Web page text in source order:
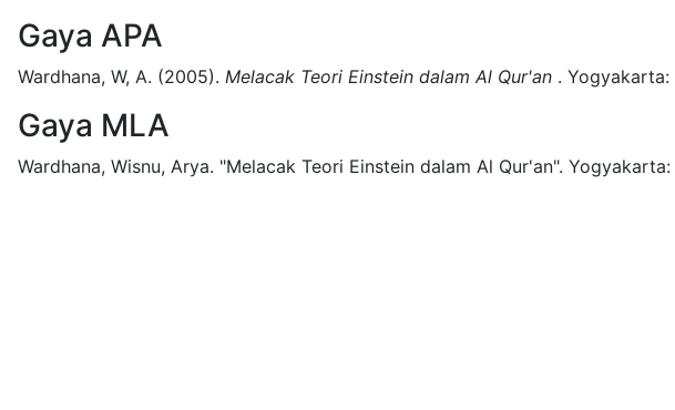
Gaya APA
Wardhana, W, A. (2005). Melacak Teori Einstein dalam Al Qur'an . Yogyakarta:
Gaya MLA
Wardhana, Wisnu, Arya. "Melacak Teori Einstein dalam Al Qur'an". Yogyakarta: